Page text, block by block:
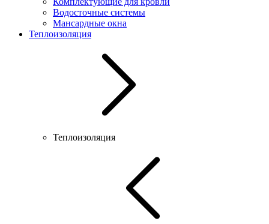
Водосточные системы
Мансардные окна
Теплоизоляция
Теплоизоляция